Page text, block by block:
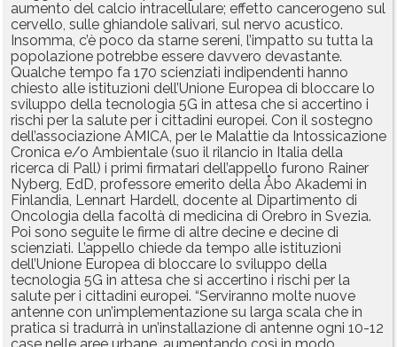
aumento del calcio intracellulare; effetto cancerogeno sul
cervello, sulle ghiandole salivari, sul nervo acustico.
Insomma, c’è poco da starne sereni, l’impatto su tutta la
popolazione potrebbe essere davvero devastante.
Qualche tempo fa 170 scienziati indipendenti hanno
chiesto alle istituzioni dell’Unione Europea di bloccare lo
sviluppo della tecnologia 5G in attesa che si accertino i
rischi per la salute per i cittadini europei. Con il sostegno
dell’associazione AMICA, per le Malattie da Intossicazione
Cronica e/o Ambientale (suo il rilancio in Italia della
ricerca di Pall) i primi firmatari dell’appello furono Rainer
Nyberg, EdD, professore emerito della Åbo Akademi in
Finlandia, Lennart Hardell, docente al Dipartimento di
Oncologia della facoltà di medicina di Orebro in Svezia.
Poi sono seguite le firme di altre decine e decine di
scienziati. L’appello chiede da tempo alle istituzioni
dell’Unione Europea di bloccare lo sviluppo della
tecnologia 5G in attesa che si accertino i rischi per la
salute per i cittadini europei. “Serviranno molte nuove
antenne con un’implementazione su larga scala che in
pratica si tradurrà in un’installazione di antenne ogni 10-12